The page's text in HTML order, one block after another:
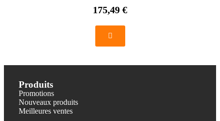
175,49 €
Produits
Promotions
Nouveaux produits
Meilleures ventes